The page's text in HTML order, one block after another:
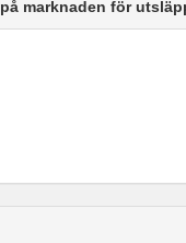
marknaden för